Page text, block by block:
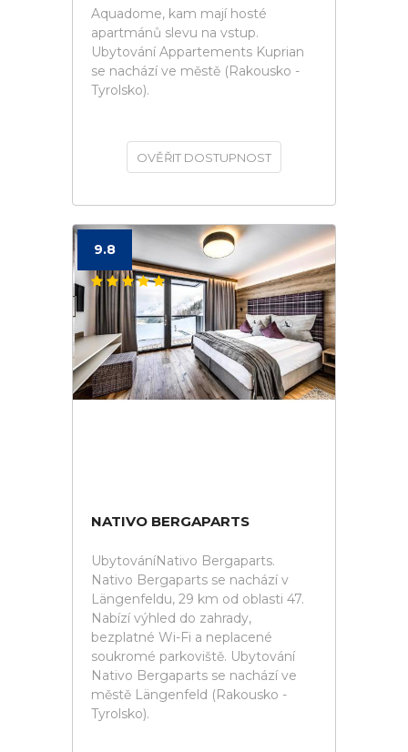
Aquadome, kam mají hosté
apartmánů slevu na vstup.
Ubytování Appartements Kuprian
se nachází ve městě (Rakousko -
Tyrolsko).
OVĚŘIT DOSTUPNOST
9.8
NATIVO BERGAPARTS
UbytováníNativo Bergaparts.
Nativo Bergaparts se nachází v
Längenfeldu, 29 km od oblasti 47.
Nabízí výhled do zahrady,
bezplatné Wi-Fi a neplacené
soukromé parkoviště. Ubytování
Nativo Bergaparts se nachází ve
městě Längenfeld (Rakousko -
Tyrolsko).